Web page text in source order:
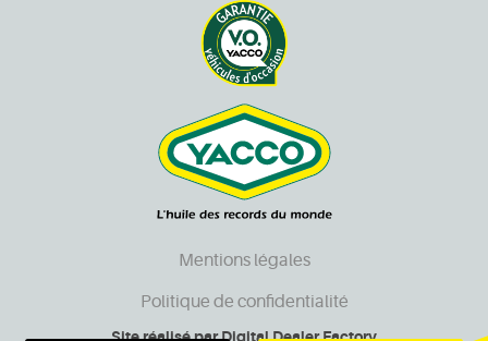
Mentions légales
Politique de confidentialité
Site réalisé parDigital Dealer Factory